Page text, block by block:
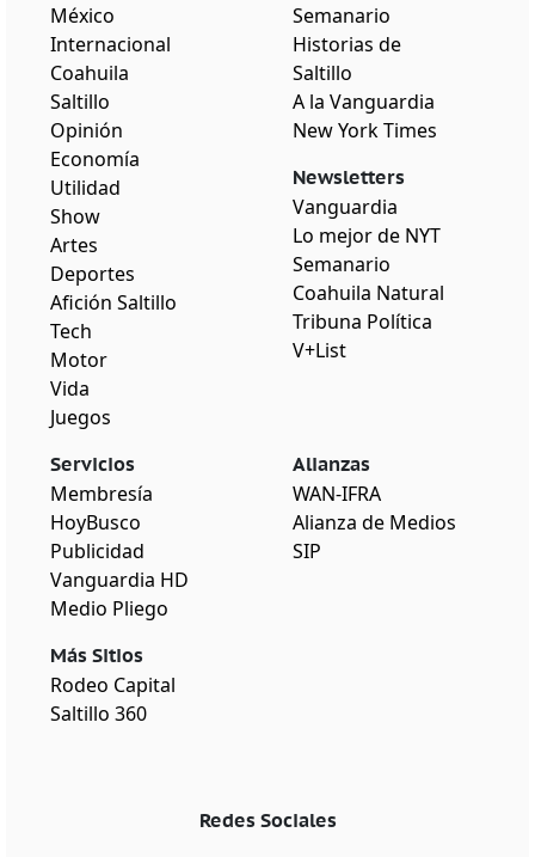
México
Internacional
Coahuila
Saltillo
Opinión
Economía
Utilidad
Show
Artes
Deportes
Afición Saltillo
Tech
Motor
Vida
Juegos
Semanario
Historias de
Saltillo
A la Vanguardia
New York Times
Newsletters
Vanguardia
Lo mejor de NYT
Semanario
Coahuila Natural
Tribuna Política
V+List
Servicios
Membresía
HoyBusco
Publicidad
Vanguardia HD
Medio Pliego
Más Sitios
Rodeo Capital
Saltillo 360
Alianzas
WAN-IFRA
Alianza de Medios
SIP
Redes Sociales